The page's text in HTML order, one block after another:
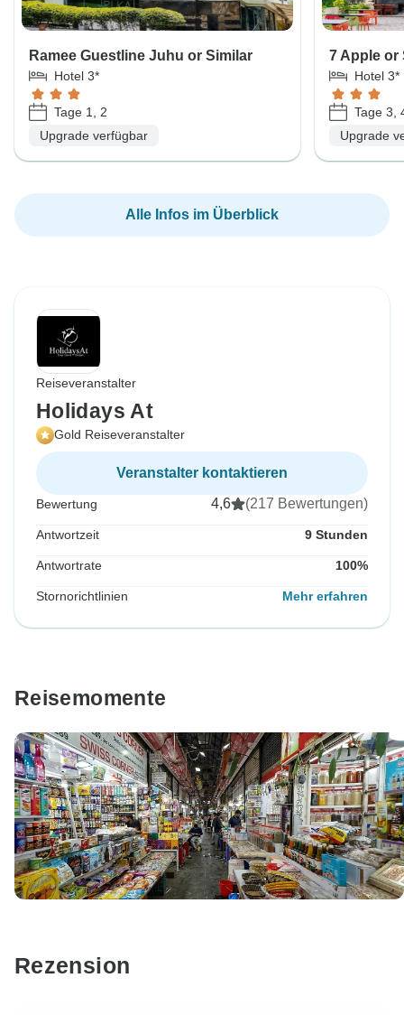
Ramee Guestline Juhu or Similar
Hotel 3*
Tage 1, 2
Upgrade verfügbar
7 Apple or
Hotel 3*
Tage 3,
Upgrade
Alle Infos im Überblick
Reiseveranstalter
Holidays At
Gold Reiseveranstalter
Veranstalter kontaktieren
Bewertung 4,6 (217 Bewertungen)
Antwortzeit 9 Stunden
Antwortrate 100%
Stornorichtlinien Mehr erfahren
Reisemomente
Rezension